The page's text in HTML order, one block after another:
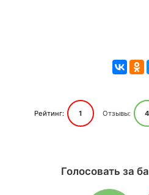
Рейтинг: 1 Отзывы: 4
Голосовать за